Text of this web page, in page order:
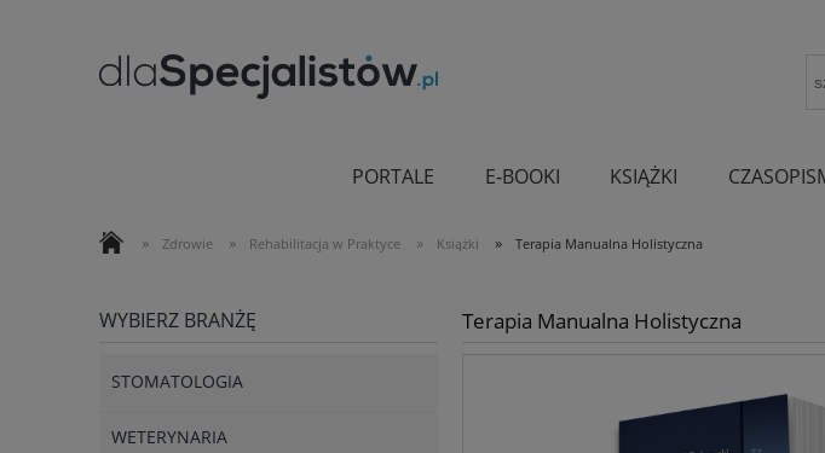
PORTALE E-BOOKI KSIĄŻKI
» Zdrowie » Rehabilitacja w Praktyce » Książki » Terapia Manualna Holistyczna
WYBIERZ BRANŻĘ
STOMATOLOGIA
WETERYNARIA
Terapia Manualna Holistyczna